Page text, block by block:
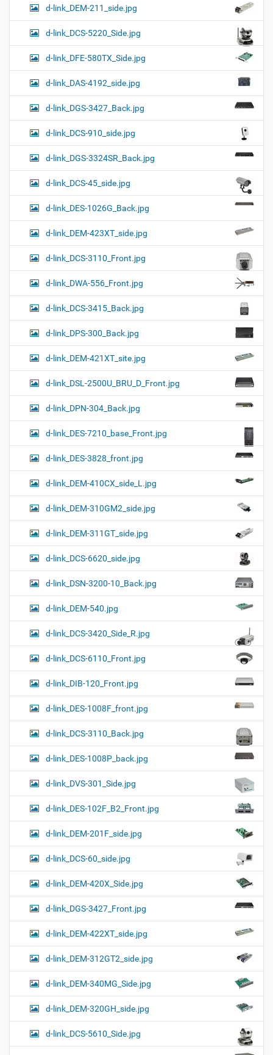
d-link_DEM-211_side.jpg
d-link_DCS-5220_Side.jpg
d-link_DFE-580TX_Side.jpg
d-link_DAS-4192_side.jpg
d-link_DGS-3427_Back.jpg
d-link_DCS-910_side.jpg
d-link_DGS-3324SR_Back.jpg
d-link_DCS-45_side.jpg
d-link_DES-1026G_Back.jpg
d-link_DEM-423XT_side.jpg
d-link_DCS-3110_Front.jpg
d-link_DWA-556_Front.jpg
d-link_DCS-3415_Back.jpg
d-link_DPS-300_Back.jpg
d-link_DEM-421XT_site.jpg
d-link_DSL-2500U_BRU_D_Front.jpg
d-link_DPN-304_Back.jpg
d-link_DES-7210_base_Front.jpg
d-link_DES-3828_front.jpg
d-link_DEM-410CX_side_L.jpg
d-link_DEM-310GM2_side.jpg
d-link_DEM-311GT_side.jpg
d-link_DCS-6620_side.jpg
d-link_DSN-3200-10_Back.jpg
d-link_DEM-540.jpg
d-link_DCS-3420_Side_R.jpg
d-link_DCS-6110_Front.jpg
d-link_DIB-120_Front.jpg
d-link_DES-1008F_front.jpg
d-link_DCS-3110_Back.jpg
d-link_DES-1008P_back.jpg
d-link_DVS-301_Side.jpg
d-link_DES-102F_B2_Front.jpg
d-link_DEM-201F_side.jpg
d-link_DCS-60_side.jpg
d-link_DEM-420X_Side.jpg
d-link_DGS-3427_Front.jpg
d-link_DEM-422XT_side.jpg
d-link_DEM-312GT2_side.jpg
d-link_DEM-340MG_Side.jpg
d-link_DEM-320GH_side.jpg
d-link_DCS-5610_Side.jpg